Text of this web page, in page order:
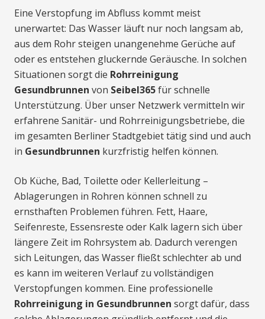
Eine Verstopfung im Abfluss kommt meist
unerwartet: Das Wasser läuft nur noch langsam ab,
aus dem Rohr steigen unangenehme Gerüche auf
oder es entstehen gluckernde Geräusche. In solchen
Situationen sorgt die Rohrreinigung
Gesundbrunnen von Seibel365für schnelle
Unterstützung. Über unser Netzwerk vermitteln wir
erfahrene Sanitär- und Rohrreinigungsbetriebe, die
im gesamten Berliner Stadtgebiet tätig sind und auch
in Gesundbrunnen kurzfristig helfen können.
Ob Küche, Bad, Toilette oder Kellerleitung –
Ablagerungen in Rohren können schnell zu
ernsthaften Problemen führen. Fett, Haare,
Seifenreste, Essensreste oder Kalk lagern sich über
längere Zeit im Rohrsystem ab. Dadurch verengen
sich Leitungen, das Wasser fließt schlechter ab und
es kann im weiteren Verlauf zu vollständigen
Verstopfungen kommen. Eine professionelle
Rohrreinigung in Gesundbrunnen sorgt dafür, dass